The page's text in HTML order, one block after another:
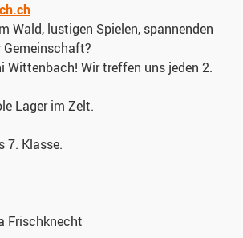
Wald, lustigen Spielen, spannenden
Wittenbach! Wir treffen uns jeden 2.
Lager im Zelt.
7. Klasse.
Frischknecht